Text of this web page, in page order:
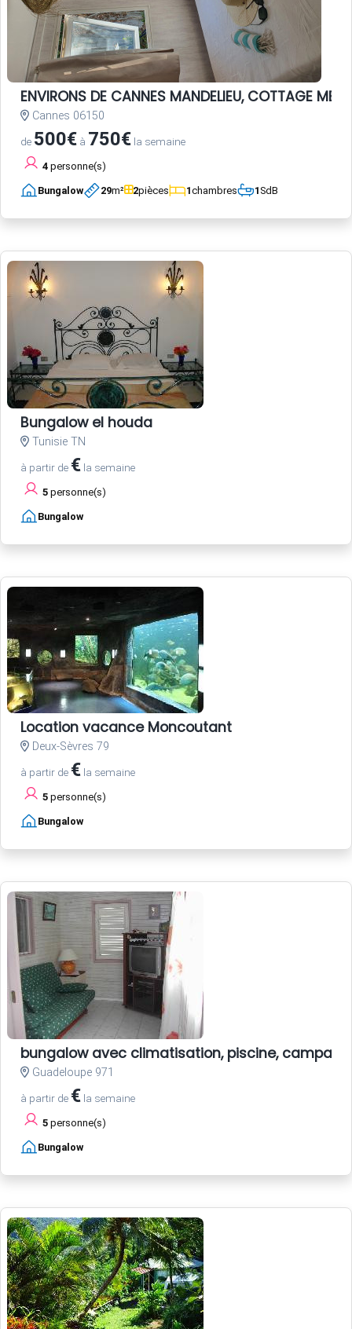
ENVIRONS DE CANNES MANDELIEU, COTTAGE
Cannes 06150
de 500€ à 750€ la semaine
4 personne(s)
Bungalow 29m² 2pièces 1chambres 1SdB
Bungalow el houda
Tunisie TN
à partir de € la semaine
5 personne(s)
Bungalow
Location vacance Moncoutant
Deux-Sèvres 79
à partir de € la semaine
5 personne(s)
Bungalow
bungalow avec climatisation, piscine,
Guadeloupe 971
à partir de € la semaine
5 personne(s)
Bungalow